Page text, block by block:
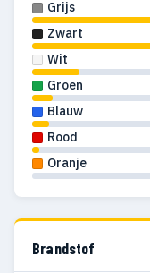
Grijs
Zwart
Wit
Groen
Blauw
Rood
Oranje
Brandstof